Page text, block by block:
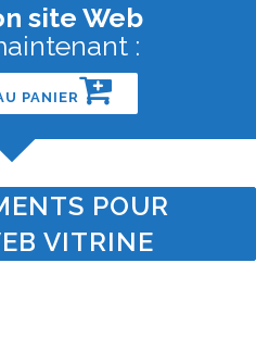
site Web
:
PANIER
POUR
VITRINE